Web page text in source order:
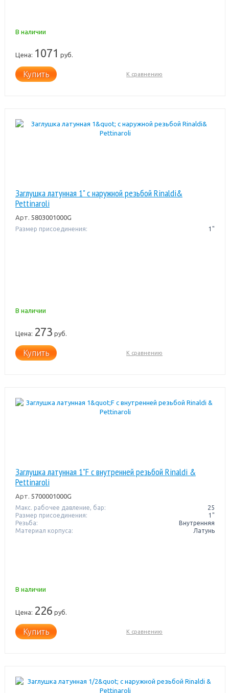
В наличии
Цена: 1071 руб.
Купить К сравнению
Заглушка латунная 1" с наружной резьбой Rinaldi&
Pettinaroli
Арт. 5803001000G
Размер присоединения: 1"
В наличии
Цена: 273 руб.
Купить К сравнению
Заглушка латунная 1"F с внутренней резьбой Rinaldi &
Pettinaroli
Арт. 5700001000G
Макс. рабочее давление, бар:
25
Размер присоединения:
1"
Резьба:
Внутренняя
Материал корпуса:
Латунь
В наличии
Цена: 226 руб.
Купить К сравнению